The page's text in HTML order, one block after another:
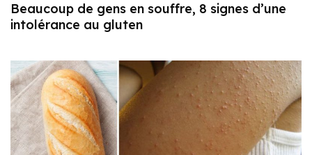
Beaucoup de gens en souffre, 8 signes d’une
intolérance au gluten